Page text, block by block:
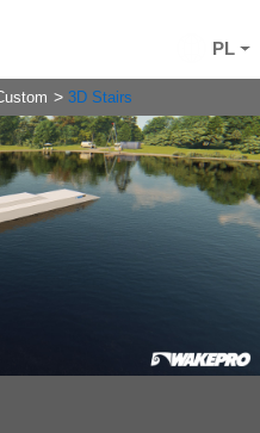
PL
3D Stairs